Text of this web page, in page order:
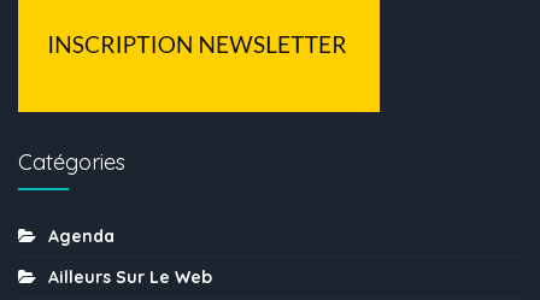
Catégories
Agenda
Ailleurs Sur Le Web